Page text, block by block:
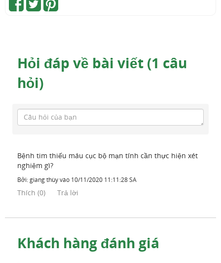
Hỏi đáp về bài viết (1 câu
hỏi)
Bệnh tim thiếu máu cục bộ mạn tính cần thực hiện xét
nghiệm gì?
Bởi:giang thùyvào 10/11/2020 11:11:28 SA
Thích (0) Trả lời
Khách hàng đánh giá